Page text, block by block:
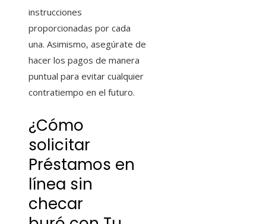
instrucciones
proporcionadas por cada
una. Asimismo, asegúrate de
hacer los pagos de manera
puntual para evitar cualquier
contratiempo en el futuro.
¿Cómo
solicitar
Préstamos en
línea sin
checar